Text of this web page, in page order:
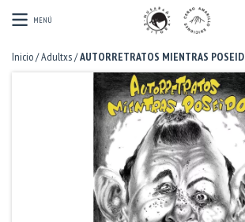
MENÚ
Inicio/Adultxs/AUTORRETRATOS MIENTRAS